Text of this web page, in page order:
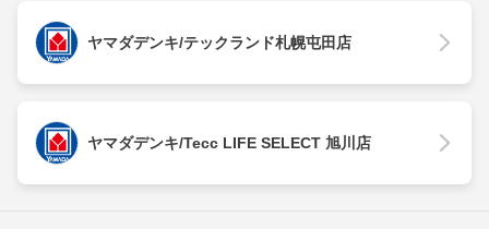
ヤマダデンキ/テックランド札幌屯田店
ヤマダデンキ/Tecc LIFE SELECT 旭川店